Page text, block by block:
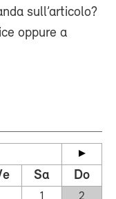
sull’articolo?
oppure a
Sa Do
1
2